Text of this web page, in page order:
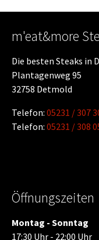
m'eat&more
Die besten Steaks in
Plantagenweg 95
32758 Detmold
Telefon: 05231 / 307
Telefon: 05231 / 308
Öffnungszeiten
Montag - Sonntag
17:30 Uhr - 22:00 Uhr